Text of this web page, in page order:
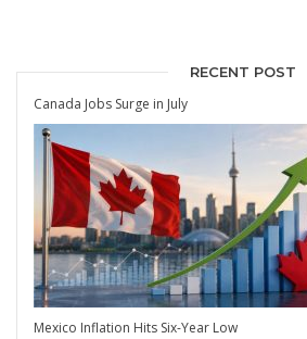
RECENT POST
Canada Jobs Surge in July
Mexico Inflation Hits Six-Year Low